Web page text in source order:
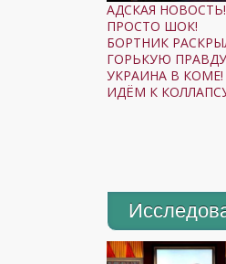
АДСКАЯ НОВОСТЬ!
ПРОСТО ШОК!
БОРТНИК
ГОРЬКУЮ
УКРАИНА В КОМЕ!
ИДЁМ К